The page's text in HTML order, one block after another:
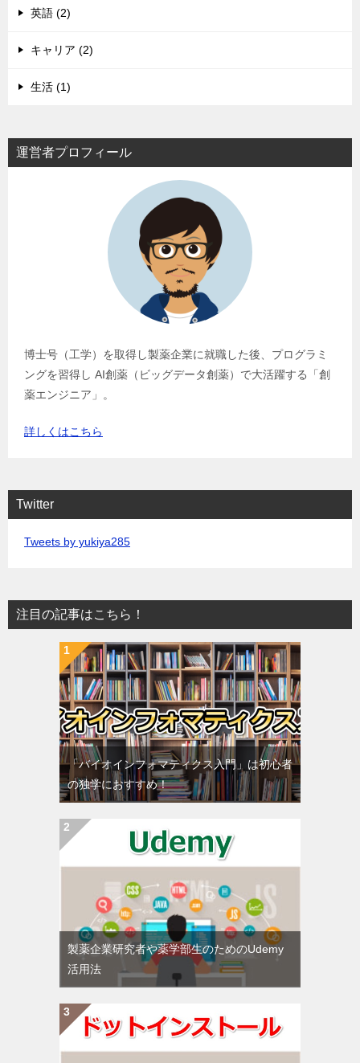
英語 (2)
キャリア (2)
生活 (1)
運営者プロフィール
博士号（工学）を取得し製薬企業に就職した後、プログラミ
ングを習得し AI創薬（ビッグデータ創薬）で大活躍する「創
薬エンジニア」。
詳しくはこちら
Twitter
Tweets by yukiya285
注目の記事はこちら！
「バイオインフォマティクス入門」は初心者
の独学におすすめ！
製薬企業研究者や薬学部生のためのUdemy
活用法